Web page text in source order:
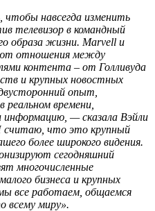
чтобы навсегда изменить
телевизор в командный
образа жизни. Marvell и
отношения между
контента – от Голливуда
и крупных новостных
опыт,
времени,
информацию, — сказала Вэйли
считаю, что это крупный
более широкого видения.
сегодняшний
многочисленные
бизнеса и крупных
все работаем, общаемся
всему миру».